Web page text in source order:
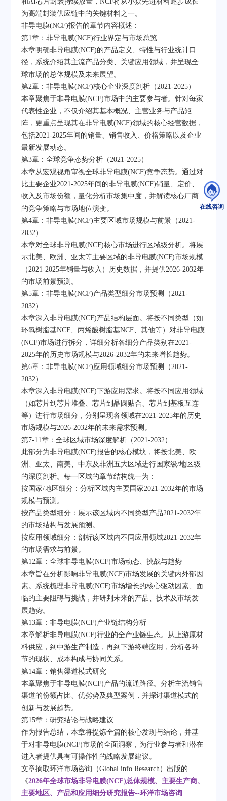
在线咨询
为高端封装供应链中的关键材料之一。
非导电膜(NCF)报告的章节内容概述：
第1章：非导电膜(NCF)行业界定与市场总览
本章明确非导电膜(NCF)的产品定义、特性与行业统计口
径，系统介绍其主流产品分类、关键应用领域，并呈现全
球市场的总体规模及未来展望。
第2章：非导电膜(NCF)核心企业深度剖析（2021-2025）
本章聚焦于非导电膜(NCF)市场中的主要参与者。针对每家
代表性企业，不仅介绍其基本概况、主营业务与产品矩
阵，更重点呈现其在非导电膜(NCF)领域的核心经营数据，
包括2021-2025年间的销量、销售收入、价格策略以及企业
最新发展动态。
第3章：全球竞争态势分析（2021-2025）
本章从宏观视角审视全球非导电膜(NCF)竞争态势。通过对
比主要企业2021-2025年间的非导电膜(NCF)销量、定价、
收入及市场份额，量化分析市场集中度，并解读核心厂商
的竞争策略与市场地位演变。
第4章：非导电膜(NCF)主要区域市场规模与前景（2021-
2032）
本章对全球非导电膜(NCF)核心市场进行区域级分析。将展
示北美、欧洲、亚太等主要区域的非导电膜(NCF)市场规模
（2021-2025年销量与收入）历史数据，并提供2026-2032年
的市场前景预测。
第5章：非导电膜(NCF)产品类型细分市场预测（2021-
2032）
本章深入非导电膜(NCF)产品结构层面。将按不同类型（如
环氧树脂基NCF、丙烯酸树脂基NCF、其他等）对非导电膜
(NCF)市场进行拆分，详细分析各细分产品类别在2021-
2025年的历史市场规模与2026-2032年的未来增长趋势。
第6章：非导电膜(NCF)应用领域细分市场预测（2021-
2032）
本章深入非导电膜(NCF)下游应用需求。将按不同应用领域
（如芯片到芯片堆叠、芯片到晶圆贴合、芯片到基板互连
等）进行市场细分，分别呈现各领域在2021-2025年的历史
市场规模与2026-2032年的未来需求预测。
第7-11章：全球区域市场深度解析（2021-2032）
此部分为非导电膜(NCF)报告的核心模块，将按北美、欧
洲、亚太、南美、中东及非洲五大区域进行国家级/地区级
的深度剖析。每一区域的章节结构统一为：
按国家/地区细分：分析区域内主要国家2021-2032年的市场
规模与预测。
按产品类型细分：展示该区域内不同类型产品2021-2032年
的市场结构与发展预测。
按应用领域细分：剖析该区域内不同应用领域2021-2032年
的市场需求与前景。
第12章：全球非导电膜(NCF)市场动态、挑战与趋势
本章旨在分析影响非导电膜(NCF)市场发展的关键内外部因
素。系统梳理非导电膜(NCF)市场增长的核心驱动因素、面
临的主要阻碍与挑战，并研判未来的产品、技术及市场发
展趋势。
第13章：非导电膜(NCF)产业链结构分析
本章解析非导电膜(NCF)行业的全产业链生态。从上游原材
料供应，到中游生产制造，再到下游终端应用，分析各环
节的现状、成本构成与协同关系。
第14章：销售渠道模式研究
本章聚焦于非导电膜(NCF)产品的流通路径。分析主流销售
渠道的份额占比、优劣势及典型案例，并探讨渠道模式的
创新与发展趋势。
第15章：研究结论与战略建议
作为报告总结，本章将提炼全篇的核心发现与结论，并基
于对非导电膜(NCF)市场的全面洞察，为行业参与者和潜在
进入者提供具有可操作性的战略发展建议。
文章摘取环洋市场咨询（Global info Research）出版的
《2026年全球市场非导电膜(NCF)总体规模、主要生产商、
主要地区、产品和应用细分研究报告--环洋市场咨询